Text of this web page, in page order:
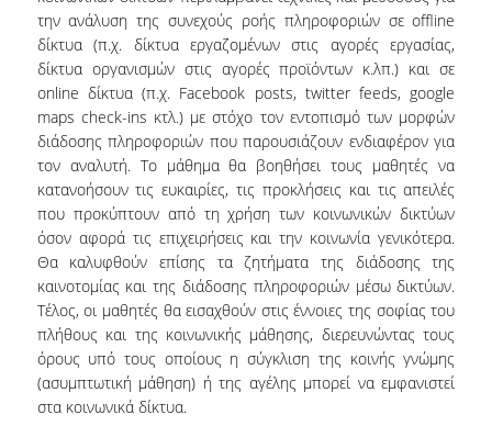
ΜΕΛΗ Ε.Δ.Π
ΜΕΛΗ Ε.Τ.Ε.Π.
ΔΙΟΙΚΗΤΙΚΟ ΠΡΟΣΩΠΙΚΟ
ΜΗΤΡΩΑ
ΩΡΕΣ ΓΡΑΦΕΙΟΥ ΑΚΑΔΗΜΑΪΚΟΥ
ΠΡΟΣΩΠΙΚΟΥ
ΠΡΟΠΤΥΧΙΑΚΕΣ ΣΠΟΥΔΕΣ
ΟΔΗΓΟΣ ΣΠΟΥΔΩΝ
ΠΡΟΓΡΑΜΜΑ ΣΠΟΥΔΩΝ
την ανάλυση της συνεχούς ροής πληροφοριών σε offline
δίκτυα (π.χ. δίκτυα εργαζομένων στις αγορές εργασίας,
δίκτυα οργανισμών στις αγορές προϊόντων κ.λπ.) και σε
online δίκτυα (π.χ. Facebook posts, twitter feeds, google
maps check-ins κτλ.) με στόχο τον εντοπισμό των μορφών
διάδοσης πληροφοριών που παρουσιάζουν ενδιαφέρον για
τον αναλυτή. Το μάθημα θα βοηθήσει τους μαθητές να
κατανοήσουν τις ευκαιρίες, τις προκλήσεις και τις απειλές
που προκύπτουν από τη χρήση των κοινωνικών δικτύων
όσον αφορά τις επιχειρήσεις και την κοινωνία γενικότερα.
Θα καλυφθούν επίσης τα ζητήματα της διάδοσης της
καινοτομίας και της διάδοσης πληροφοριών μέσω δικτύων.
Τέλος, οι μαθητές θα εισαχθούν στις έννοιες της σοφίας του
πλήθους και της κοινωνικής μάθησης, διερευνώντας τους
όρους υπό τους οποίους η σύγκλιση της κοινής γνώμης
(ασυμπτωτική μάθηση) ή της αγέλης μπορεί να εμφανιστεί
στα κοινωνικά δίκτυα.